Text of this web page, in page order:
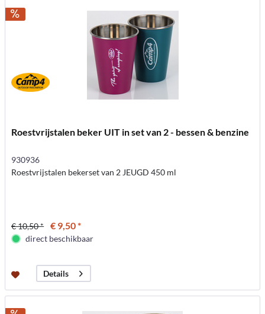
Roestvrijstalen beker UIT in set van 2 - bessen & benzine
930936
Roestvrijstalen bekerset van 2 JEUGD 450 ml
€ 10,50 * € 9,50 *
direct beschikbaar
Details